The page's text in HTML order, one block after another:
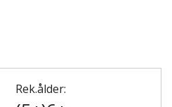
Rek.ålder: